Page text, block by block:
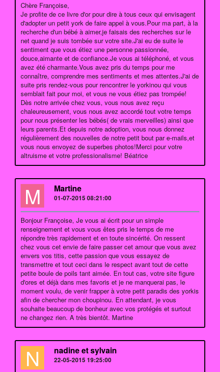
Chère Françoise,
Je profite de ce livre d'or pour dire à tous ceux qui envisagent
d'adopter un petit york de faire appel à vous.Pour ma part, à la
recherche d'un bébé à aimer,je faisais des recherches sur le
net quand je suis tombée sur votre site.J'ai eu de suite le
sentiment que vous étiez une personne passionnée,
douce,aimante et de confiance.Je vous ai téléphoné, et vous
avez été charmante.Vous avez pris du temps pour me
connaître, comprendre mes sentiments et mes attentes.J'ai de
suite pris rendez-vous pour rencontrer le yorkinou qui vous
semblait fait pour moi, et vous ne vous étiez pas trompée!
Dès notre arrivée chez vous, vous nous avez reçu
chaleureusement, vous nous avez accordé tout votre temps
pour nous présenter les bébés( de vrais merveilles) ainsi que
leurs parents.Et depuis notre adoption, vous nous donnez
régulièrement des nouvelles de notre petit bout par e-mails,et
vous nous envoyez de superbes photos!Merci pour votre
altruisme et votre professionalisme! Béatrice
M Martine
01-07-2015 08:21:00
Bonjour Françoise, Je vous ai écrit pour un simple
renseignement et vous vous êtes pris le temps de me
répondre très rapidement et en toute sincérité. On ressent
chez vous cet envie de faire passer cet amour que vous avez
envers vos titis, cette passion que vous essayez de
transmettre et tout ceci dans le respect avant tout de cette
petite boule de poils tant aimée. En tout cas, votre site figure
d'ores et déjà dans mes favoris et je ne manquerai pas, le
moment voulu, de venir frapper à votre petit paradis des yorkis
afin de chercher mon choupinou. En attendant, je vous
souhaite beaucoup de bonheur avec vos protégés et surtout
ne changez rien. A très bientôt. Martine
N nadine et sylvain
22-05-2015 19:25:00